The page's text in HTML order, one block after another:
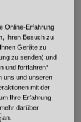
Online-Erfahrung
Ihren Besuch zu
Geräte zu
zu senden) und
und fortfahren“
uns und unseren
mit der
Ihre Erfahrung
darüber
an.